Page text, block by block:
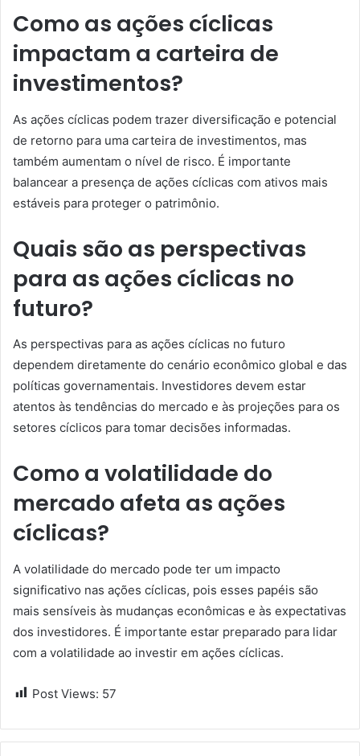
Como as ações cíclicas
impactam a carteira de
investimentos?
As ações cíclicas podem trazer diversificação e potencial
de retorno para uma carteira de investimentos, mas
também aumentam o nível de risco. É importante
balancear a presença de ações cíclicas com ativos mais
estáveis para proteger o patrimônio.
Quais são as perspectivas
para as ações cíclicas no
futuro?
As perspectivas para as ações cíclicas no futuro
dependem diretamente do cenário econômico global e das
políticas governamentais. Investidores devem estar
atentos às tendências do mercado e às projeções para os
setores cíclicos para tomar decisões informadas.
Como a volatilidade do
mercado afeta as ações
cíclicas?
A volatilidade do mercado pode ter um impacto
significativo nas ações cíclicas, pois esses papéis são
mais sensíveis às mudanças econômicas e às expectativas
dos investidores. É importante estar preparado para lidar
com a volatilidade ao investir em ações cíclicas.
Post Views: 57